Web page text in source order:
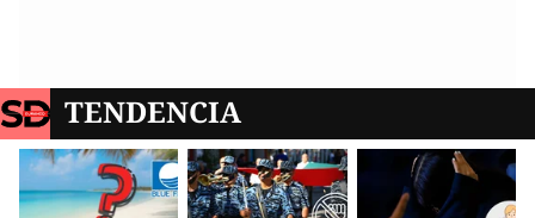
TENDENCIA